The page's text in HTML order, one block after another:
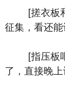
[搓衣板和
征集，看还
[指压板吧,
了，直接晚